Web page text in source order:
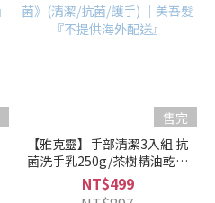
售完
【雅克靈】手部清潔3入組 抗
菌洗手乳250g/茶樹精油乾洗
手噴霧75ml 《SGS檢驗
99.9%抗菌》(清潔/抗菌/護
NT$499